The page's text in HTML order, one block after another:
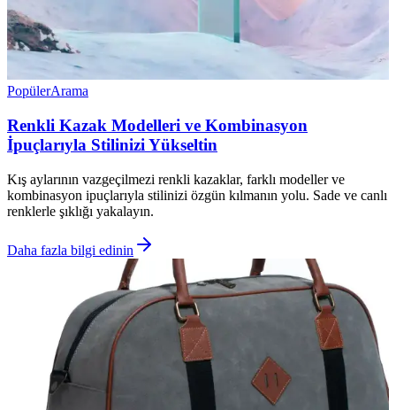
PopülerArama
Renkli Kazak Modelleri ve Kombinasyon
İpuçlarıyla Stilinizi Yükseltin
Kış aylarının vazgeçilmezi renkli kazaklar, farklı modeller ve
kombinasyon ipuçlarıyla stilinizi özgün kılmanın yolu. Sade ve canlı
renklerle şıklığı yakalayın.
Daha fazla bilgi edinin